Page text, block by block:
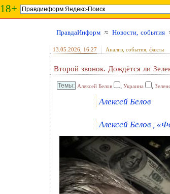
18+
ПравдаИнформ ≈ Новости, события
13.05.2026 , 16:27 Анализ, события, факты
Второй звонок. Дождётся ли
Алексей Белов , Украина ,
Алексей Белов
Алексей Белов ,